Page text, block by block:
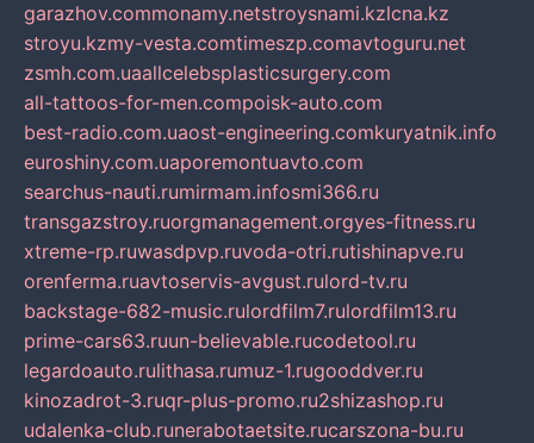
garazhov.commonamy.netstroysnami.kzlcna.kz
stroyu.kzmy-vesta.comtimeszp.comavtoguru.net
zsmh.com.uaallcelebsplasticsurgery.com
all-tattoos-for-men.compoisk-auto.com
best-radio.com.uaost-engineering.comkuryatnik.info
euroshiny.com.uaporemontuavto.com
searchus-nauti.rumirmam.infosmi366.ru
transgazstroy.ruorgmanagement.orgyes-fitness.ru
xtreme-rp.ruwasdpvp.ruvoda-otri.rutishinapve.ru
orenferma.ruavtoservis-avgust.rulord-tv.ru
backstage-682-music.rulordfilm7.rulordfilm13.ru
prime-cars63.ruun-believable.rucodetool.ru
legardoauto.rulithasa.rumuz-1.rugooddver.ru
kinozadrot-3.ruqr-plus-promo.ru2shizashop.ru
udalenka-club.runerabotaetsite.rucarszona-bu.ru